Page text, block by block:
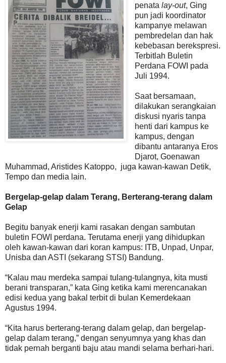
penata lay-out, Ging
pun jadi koordinator
kampanye melawan
pembredelan dan hak
kebebasan berekspresi.
Terbitlah Buletin
Perdana FOWI pada
Juli 1994.
Saat bersamaan,
dilakukan serangkaian
diskusi nyaris tanpa
henti dari kampus ke
kampus, dengan
dibantu antaranya Eros
Djarot, Goenawan
Muhammad, Aristides Katoppo, juga kawan-kawan Detik,
Tempo dan media lain.
Bergelap-gelap dalam Terang, Berterang-terang dalam
Gelap
Begitu banyak enerji kami rasakan dengan sambutan
buletin FOWI perdana. Terutama enerji yang dihidupkan
oleh kawan-kawan dari koran kampus: ITB, Unpad, Unpar,
Unisba dan ASTI (sekarang STSI) Bandung.
“Kalau mau merdeka sampai tulang-tulangnya, kita musti
berani transparan,” kata Ging ketika kami merencanakan
edisi kedua yang bakal terbit di bulan Kemerdekaan
Agustus 1994.
“Kita harus berterang-terang dalam gelap, dan bergelap-
gelap dalam terang,” dengan senyumnya yang khas dan
tidak pernah berganti baju atau mandi selama berhari-hari.